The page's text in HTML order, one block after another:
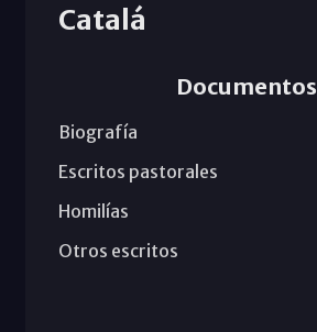
Catalá
Documentos
Biografía
Escritos pastorales
Homilías
Otros escritos